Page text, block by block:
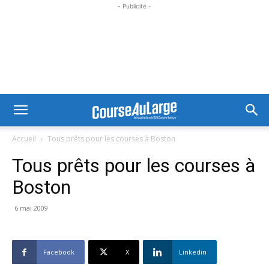
- Publicité -
Accueil Tous prêts pour les courses à Boston
Tous prêts pour les courses à
Boston
6 mai 2009
Facebook X Linkedin